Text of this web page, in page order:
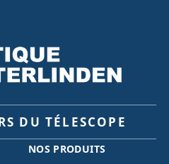
DU TÉLESCOPE
NOS PRODUITS